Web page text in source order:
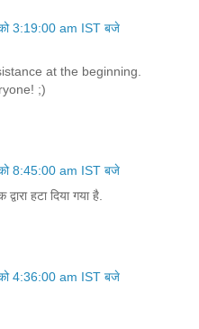
3:19:00 am IST बजे
at the beginning.
;)
8:45:00 am IST बजे
हटा दिया गया है.
को 4:36:00 am IST बजे